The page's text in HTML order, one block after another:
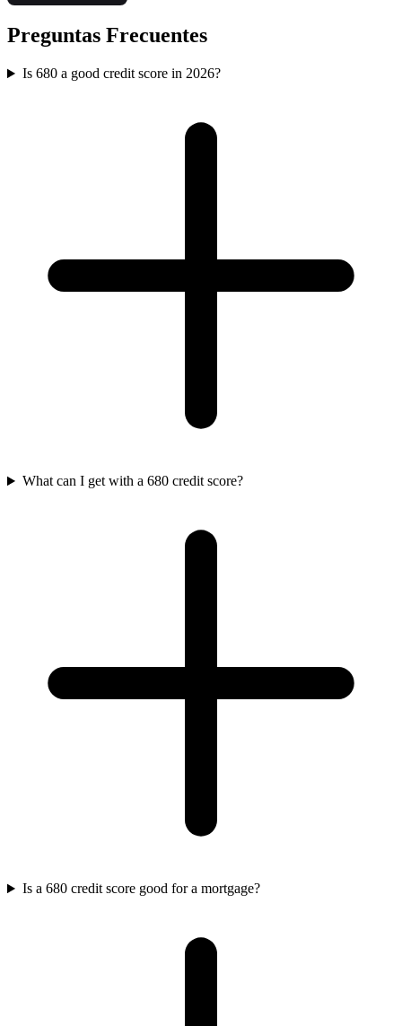
Preguntas Frecuentes
Is 680 a good credit score in 2026?
What can I get with a 680 credit score?
Is a 680 credit score good for a mortgage?